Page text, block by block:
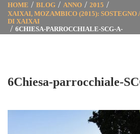
HOME BLOG ANNO
2015
XAIXAI, MOZAMBICO (2015): SOSTEGNO
DI XAIXAI
6CHIESA-PARROCCHIALE-SCG-A-
6Chiesa-parrocchiale-